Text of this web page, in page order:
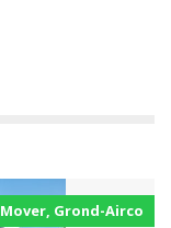
Mover, Grond-Airco